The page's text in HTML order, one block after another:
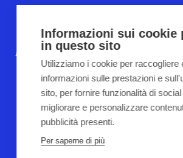
Automazione IndustrialeAssistenza
impianti industriali
Seguici su Facebook
Informazioni sui cookie
in questo sito
Utilizziamo i cookie per raccogliere
informazioni sulle prestazioni e
sito, per fornire funzionalità di
migliorare e personalizzare
pubblicità presenti.
Per saperne di più